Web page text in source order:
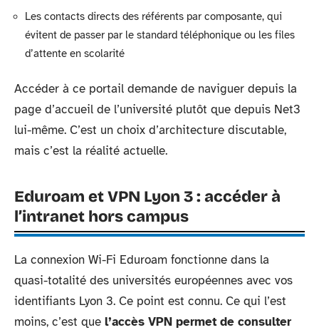
Les contacts directs des référents par composante, qui
évitent de passer par le standard téléphonique ou les files
d’attente en scolarité
Accéder à ce portail demande de naviguer depuis la
page d’accueil de l’université plutôt que depuis Net3
lui-même. C’est un choix d’architecture discutable,
mais c’est la réalité actuelle.
Eduroam et VPN Lyon 3 : accéder à
l’intranet hors campus
La connexion Wi-Fi Eduroam fonctionne dans la
quasi-totalité des universités européennes avec vos
identifiants Lyon 3. Ce point est connu. Ce qui l’est
moins, c’est que l’accès VPN permet de consulter